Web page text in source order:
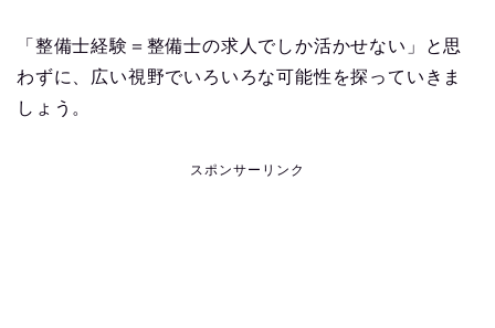
「整備士経験＝整備士の求人でしか活かせない」と思
わずに、広い視野でいろいろな可能性を探っていきま
しょう。
スポンサーリンク